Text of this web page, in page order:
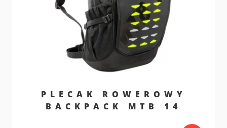
PLECAK ROWEROWY
BACKPACK MTB 14